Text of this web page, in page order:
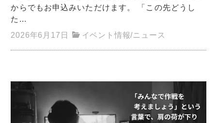
からでもお申込みいただけます。 「この先どうし
た...
2026年6月17日
イベント情報/ニュース